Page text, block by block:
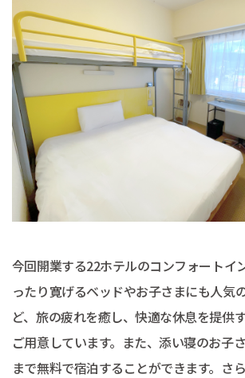
今回開業する22ホテルのコンフォートイ
ったり寛げるベッドやお子さまにも人気
ど、旅の疲れを癒し、快適な休息を提供
ご用意しています。また、添い寝のお子
まで無料で宿泊することができます。さ